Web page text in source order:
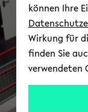
können Ihre
Wirkung für
finden Sie
verwendeten